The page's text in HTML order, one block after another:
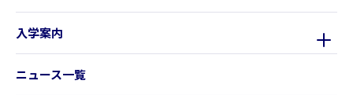
入学案内
ニュース一覧